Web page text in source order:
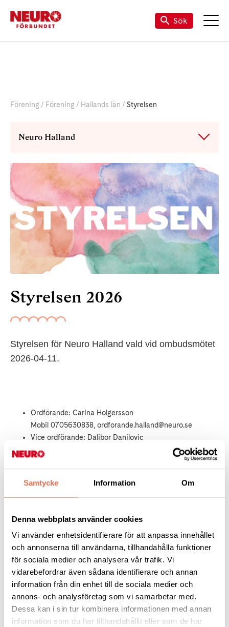
Samtycke Information Om
Denna webbplats använder cookies
Vi använder enhetsidentifierare för att anpassa innehållet
och annonserna till användarna, tillhandahålla funktioner
för sociala medier och analysera vår trafik. Vi
vidarebefordrar även sådana identifierare och annan
information från din enhet till de sociala medier och
annons- och analysföretag som vi samarbetar med.
Dessa kan i sin tur kombinera informationen med annan
information som du har tillhandahållit eller som de har
Sök
Förening Förening Hallands län Styrelsen
Neuro Halland
Styrelsen 2026
Styrelsen för Neuro Halland vald vid ombudsmötet
2026-04-11.
Ordförande: Carina Holgersson
Mobil 0705630838, ordforande.halland@neuro.se
Vice ordförande: Dalibor Danilovic
Sekreterare: Martin Thörnblad
Ledamot: Emil Bengtsson
Ledamot: Daniel Ayre
Suppleant: Veronica Hedeås
Suppleant: Sture Pettersson
Suppleant: Marika Wallander
Revisorer:
Göran Thorzén
Camilla Eklund
Valberedning: